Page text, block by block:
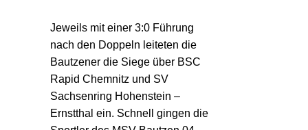
Jeweils mit einer 3:0 Führung
nach den Doppeln leiteten die
Bautzener die Siege über BSC
Rapid Chemnitz und SV
Sachsenring Hohenstein –
Ernstthal ein. Schnell gingen die